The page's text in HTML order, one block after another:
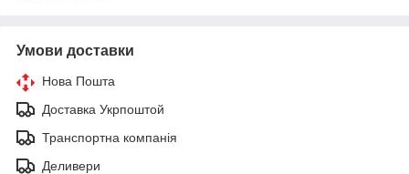
Умови доставки
Нова Пошта
Доставка Укрпоштой
Транспортна компанія
Деливери